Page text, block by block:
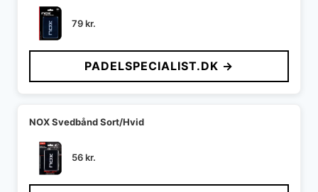
79kr.
PADELSPECIALIST.DK →
NOX Svedbånd Sort/Hvid
56kr.